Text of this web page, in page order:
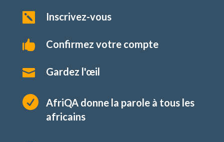
 Inscrivez-vous
 Confirmez votre compte
 Gardez l'œil

AfriQA donne la parole à tous les
africains